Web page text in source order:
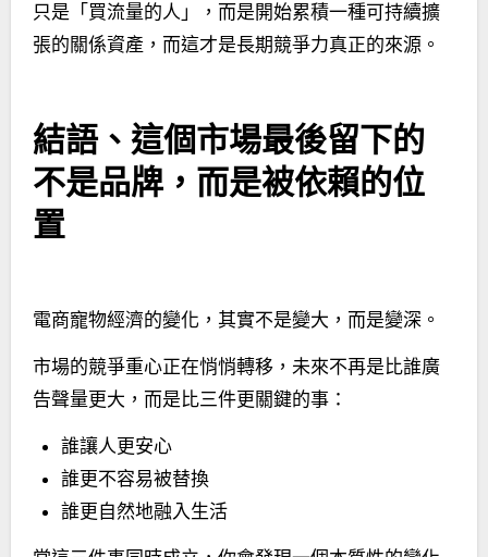
只是「買流量的人」，而是開始累積一種可持續擴
張的關係資產，而這才是長期競爭力真正的來源。
結語、這個市場最後留下的
不是品牌，而是被依賴的位
置
電商寵物經濟的變化，其實不是變大，而是變深。
市場的競爭重心正在悄悄轉移，未來不再是比誰廣
告聲量更大，而是比三件更關鍵的事：
誰讓人更安心
誰更不容易被替換
誰更自然地融入生活